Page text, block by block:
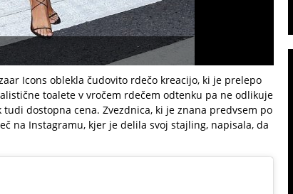
Icons oblekla čudovito rdečo kreacijo, ki je prelepo
toalete v vročem rdečem odtenku pa ne odlikuje
dostopna cena. Zvezdnica, ki je znana predvsem po
na Instagramu, kjer je delila svoj stajling, napisala, da